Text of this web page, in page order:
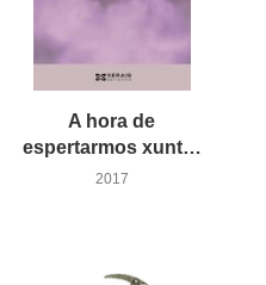
A hora de
espertarmos xuntos, de Kirmen Uribe
2017